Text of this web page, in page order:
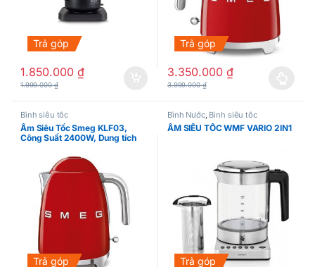
Trả góp
1.850.000 ₫
1.999.000₫
Trả góp
3.350.000 ₫
3.999.000₫
Sản phẩm này có nhiều biến
Bình siêu tốc
Ấm Siêu Tốc Smeg KLF03,
Công Suất 2400W, Dung tích
Trả góp
Bình Nước, Bình siêu tốc
ẤM SIÊU TỐC WMF VARIO 2IN1
Trả góp